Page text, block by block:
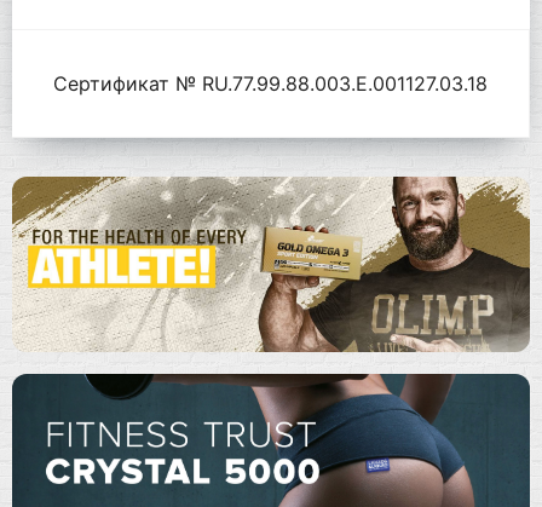
Сертификат № RU.77.99.88.003.Е.001127.03.18